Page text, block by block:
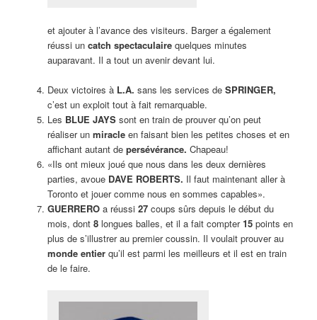
et ajouter à l’avance des visiteurs. Barger a également
réussi un catch spectaculairequelques minutes
auparavant. Il a tout un avenir devant lui.
Deux victoires à L.A. sans les services de SPRINGER,
c’est un exploit tout à fait remarquable.
Les BLUE JAYSsont en train de prouver qu’on peut
réaliser un miracleen faisant bien les petites choses et en
affichant autant de persévérance. Chapeau!
«Ils ont mieux joué que nous dans les deux dernières
parties, avoue DAVE ROBERTS. Il faut maintenant aller à
Toronto et jouer comme nous en sommes capables».
GUERREROa réussi 27coups sûrs depuis le début du
mois, dont 8longues balles, et il a fait compter15points en
plus de s’illustrer au premier coussin. Il voulait prouver au
monde entierqu’il est parmi les meilleurs et il est en train
de le faire.